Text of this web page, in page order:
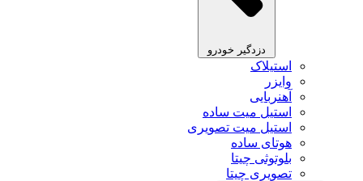
دزدگیر خودرو
استیلاک
وایزر
آهنربایی
استیل میت ساده
استیل میت تصویری
هوتای ساده
بلوتوثی چیتا
تصویری چیتا